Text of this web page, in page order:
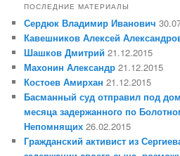
ПОСЛЕДНИЕ МАТЕРИАЛЫ
Сердюк Владимир Иванович
Кавешников Алексей
Шашков Дмитрий 21.12.2015
Махонин Александр 21.12.2015
Костоев Амирхан 21.12.2015
Басманный суд отправил под
месяца задержанного по
Непомнящих 26.02.2015
Гражданский активист из